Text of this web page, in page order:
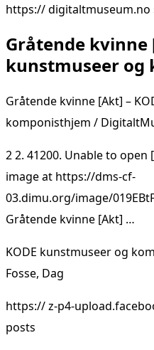
https:// digitaltmuseum.no
Gråtende kvinne
kunstmuseer
Gråtende kvinne [Akt] –
komponisthjem /
2 2. 41200. Unable to
image at https://dms-cf-
03.dimu.org/image/
Gråtende kvinne [Akt] …
KODE kunstmuseer og
Fosse, Dag
https:// z-p4-
posts